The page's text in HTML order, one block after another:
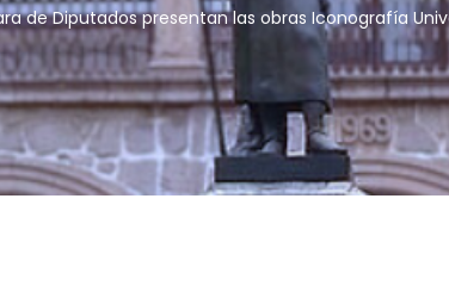
de Diputados presentan las obras Iconografía